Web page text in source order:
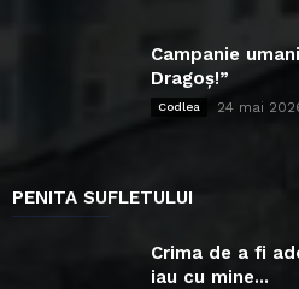
Campanie
Dragoș!”
Codlea 24 mai
PENITA SUFLETULUI
Crima de a fi
iau cu mine...